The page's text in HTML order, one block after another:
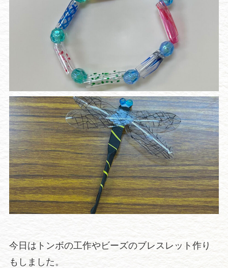
今日はトンボの工作やビーズのブレスレット作り
もしました。